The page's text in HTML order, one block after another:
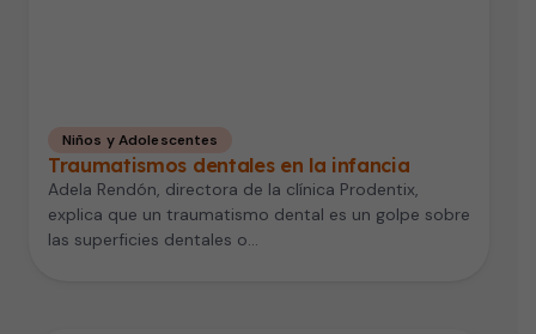
Niños y Adolescentes
Traumatismos dentales en la infancia
Adela Rendón, directora de la clínica Prodentix,
explica que un traumatismo dental es un golpe sobre
las superficies dentales o…